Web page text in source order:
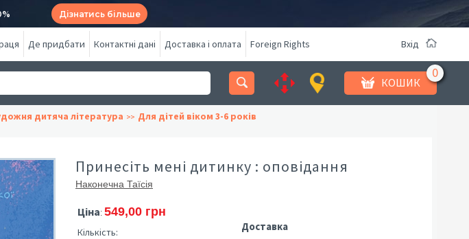
Дізнатись більше
Де придбати Контактні дані Доставка і оплата Foreign Rights Вхід
КОШИК
дитяча література Для дітей віком 3-6 років
Принесіть мені дитинку : оповідання
Наконечна Таїсія
Ціна: 549,00 грн
Кількість: Доставка